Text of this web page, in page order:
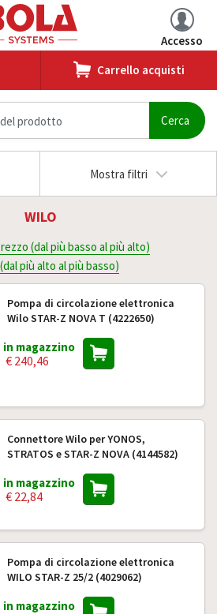
Accesso
Carrello acquisti
Mostra filtri
WILO
(dal più basso al più alto)
più alto al più basso)
Pompa di circolazione elettronica
Wilo STAR-Z NOVA T (4222650)
in magazzino
€ 240,46
Connettore Wilo per YONOS,
STRATOS e STAR-Z NOVA (4144582)
in magazzino
€ 22,84
Pompa di circolazione elettronica
WILO STAR-Z 25/2 (4029062)
in magazzino